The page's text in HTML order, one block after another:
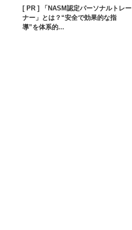
[ PR ] 「NASM認定パーソナルトレー
ナー」とは？“安全で効果的な指
導”を体系的...